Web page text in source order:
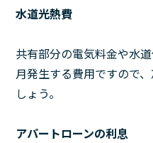
水道光熱費
共有部分の電気料金や水
月発生する費用ですので
しょう。
アパートローンの利息